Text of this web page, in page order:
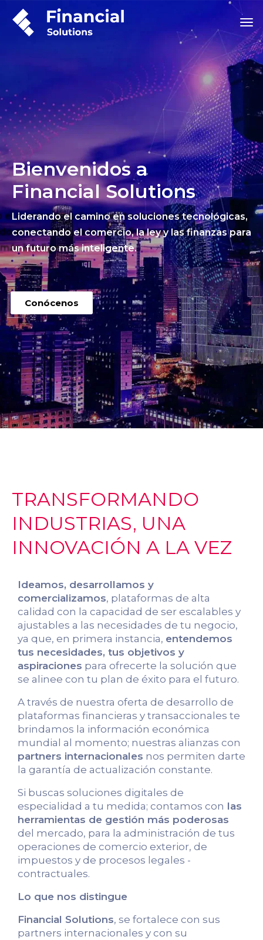
Bienvenidos a
Financial Solutions
Liderando el camino en soluciones tecnológicas,
conectando el comercio, la ley y las finanzas para
un futuro más inteligente.
Conócenos
TRANSFORMANDO
INDUSTRIAS, UNA
INNOVACIÓN A LA VEZ
Ideamos, desarrollamos y
comercializamos, plataformas de alta
calidad con la capacidad de ser escalables y
ajustables a las necesidades de tu negocio,
ya que, en primera instancia, entendemos
tus necesidades, tus objetivos y
aspiraciones para ofrecerte la solución que
se alinee con tu plan de éxito para el futuro.
A través de nuestra oferta de desarrollo de
plataformas financieras y transaccionales te
brindamos la información económica
mundial al momento; nuestras alianzas con
partners internacionales nos permiten darte
la garantía de actualización constante.
Si buscas soluciones digitales de
especialidad a tu medida; contamos con las
herramientas de gestión más poderosas
del mercado, para la administración de tus
operaciones de comercio exterior, de
impuestos y de procesos legales -
contractuales.
Lo que nos distingue
Financial Solutions, se fortalece con sus
partners internacionales y con su